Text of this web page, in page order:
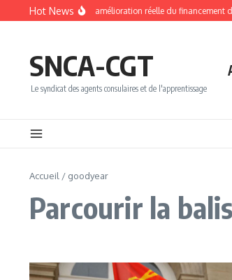
Aller au contenu
Hot News
NPEC 2026 : une amélioration réelle du financement
SNCA-CGT
Le syndicat des agents consulaires et de l'apprentissage
Accueil / goodyear
Parcourir la